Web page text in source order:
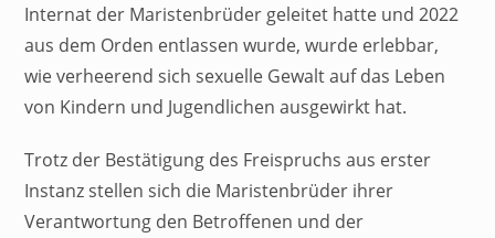
Internat der Maristenbrüder geleitet hatte und 2022
aus dem Orden entlassen wurde, wurde erlebbar,
wie verheerend sich sexuelle Gewalt auf das Leben
von Kindern und Jugendlichen ausgewirkt hat.
Trotz der Bestätigung des Freispruchs aus erster
Instanz stellen sich die Maristenbrüder ihrer
Verantwortung den Betroffenen und der